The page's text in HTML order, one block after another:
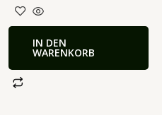
IN DEN
WARENKORB